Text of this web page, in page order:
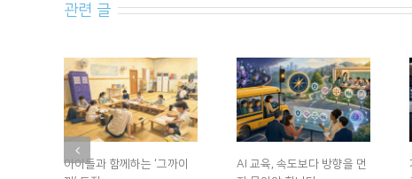
관련 글
아이들과 함께하는 ‘그까이
AI 교육, 속도보다 방향을 먼